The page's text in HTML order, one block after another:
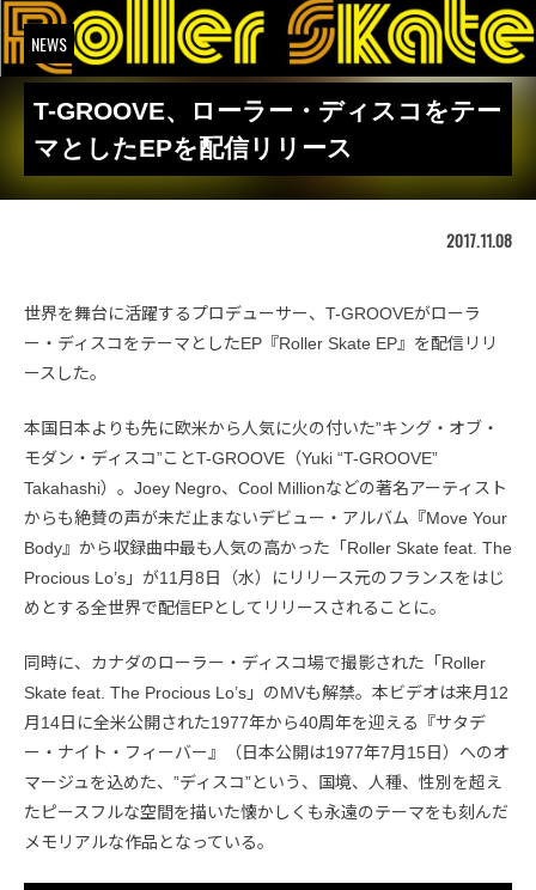
NEWS
T-GROOVE、ローラー・ディスコをテー
マとしたEPを配信リリース
2017.11.08
世界を舞台に活躍するプロデューサー、T-GROOVEがローラ
ー・ディスコをテーマとしたEP『Roller Skate EP』を配信リリ
ースした。
本国日本よりも先に欧米から人気に火の付いた”キング・オブ・
モダン・ディスコ”ことT-GROOVE（Yuki “T-GROOVE”
Takahashi）。Joey Negro、Cool Millionなどの著名アーティスト
からも絶賛の声が未だ止まないデビュー・アルバム『Move Your
Body』から収録曲中最も人気の高かった「Roller Skate feat. The
Procious Lo’s」が11月8日（水）にリリース元のフランスをはじ
めとする全世界で配信EPとしてリリースされることに。
同時に、カナダのローラー・ディスコ場で撮影された「Roller
Skate feat. The Procious Lo’s」のMVも解禁。本ビデオは来月12
月14日に全米公開された1977年から40周年を迎える『サタデ
ー・ナイト・フィーバー』（日本公開は1977年7月15日）へのオ
マージュを込めた、”ディスコ”という、国境、人種、性別を超え
たピースフルな空間を描いた懐かしくも永遠のテーマをも刻んだ
メモリアルな作品となっている。